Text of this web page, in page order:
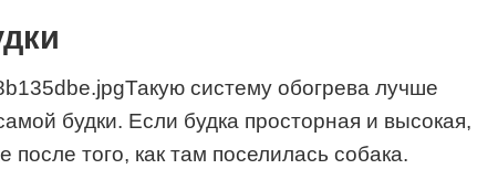
Такую систему обогрева лучше
будки. Если будка просторная и высокая,
того, как там поселилась собака.